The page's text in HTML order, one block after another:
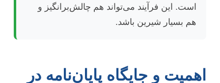
است. این فرآیند می‌تواند هم چالش‌برانگیز و
هم بسیار شیرین باشد.
اهمیت و جایگاه پایان‌نامه در